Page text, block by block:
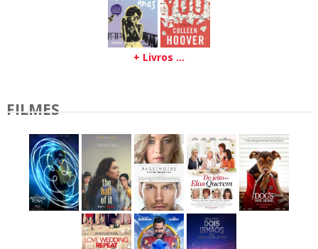
+ Livros ...
FILMES